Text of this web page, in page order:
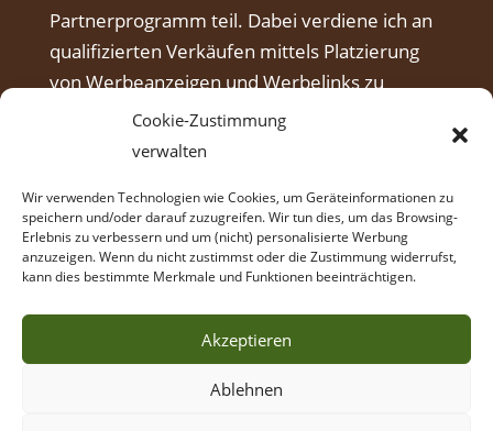
Cookie-Zustimmung
verwalten
Wir verwenden Technologien wie Cookies, um Geräteinformationen zu
speichern und/oder darauf zuzugreifen. Wir tun dies, um das Browsing-
Erlebnis zu verbessern und um (nicht) personalisierte Werbung
anzuzeigen. Wenn du nicht zustimmst oder die Zustimmung widerrufst,
kann dies bestimmte Merkmale und Funktionen beeinträchtigen.
Akzeptieren
Ablehnen
Partnerprogramm teil. Dabei verdiene ich an
qualifizierten Verkäufen mittels Platzierung
von Werbeanzeigen und Werbelinks zu